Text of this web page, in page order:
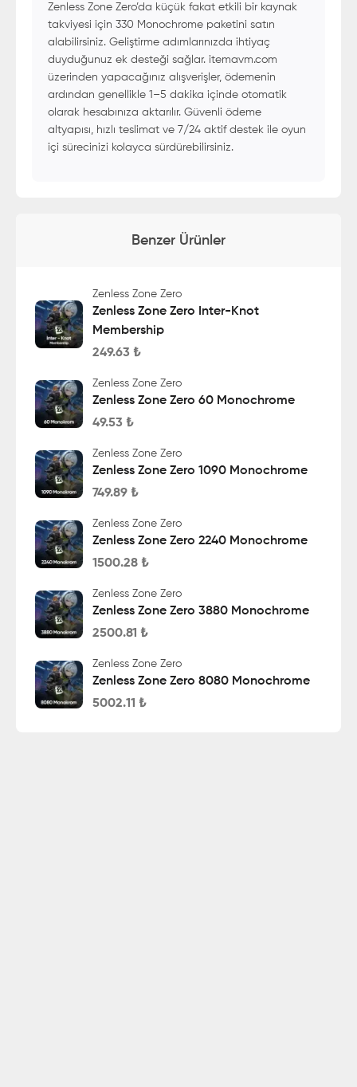
Zenless Zone Zero’da küçük fakat etkili bir kaynak
takviyesi için 330 Monochrome paketini satın
alabilirsiniz. Geliştirme adımlarınızda ihtiyaç
duyduğunuz ek desteği sağlar. itemavm.com
üzerinden yapacağınız alışverişler, ödemenin
ardından genellikle 1–5 dakika içinde otomatik
olarak hesabınıza aktarılır. Güvenli ödeme
altyapısı, hızlı teslimat ve 7/24 aktif destek ile oyun
içi sürecinizi kolayca sürdürebilirsiniz.
Benzer Ürünler
Zenless Zone Zero
Zenless Zone Zero Inter-Knot
Membership
249.63 ₺
Zenless Zone Zero
Zenless Zone Zero 60 Monochrome
49.53 ₺
Zenless Zone Zero
Zenless Zone Zero 1090 Monochrome
749.89 ₺
Zenless Zone Zero
Zenless Zone Zero 2240 Monochrome
1500.28 ₺
Zenless Zone Zero
Zenless Zone Zero 3880 Monochrome
2500.81 ₺
Zenless Zone Zero
Zenless Zone Zero 8080 Monochrome
5002.11 ₺